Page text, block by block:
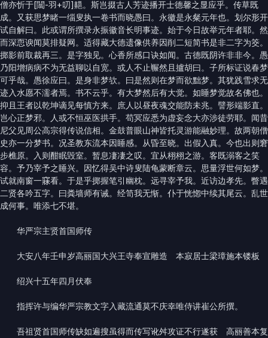
僧亦忻于[闒-羽+叨]齆。斯岂掇古人芳迹播开士德馨之显应乎。传草既
成。又获思梦睹一缁叟执一卷书而晓愚曰。永徽是永粲元年也。划尔形开
试自解曰。此或谓所撰录永振徽音长明事迹。始于今日故举元年者耶。然
而深恧谀闻莫排疑网。适得藏大德遗像供养因削二短简书是非二字为筊。
掷影前取裁再三。是字独见。心香所感口诀如闻。古德既阴许非非今。愚
乃阳增病病不为无益聊以自宽。或人不止冁然且攎胡曰。子所标证说春梦
可乎哉。愚徐应曰。是身非梦欤。曰是然则在梦而欲黜梦。其犹践雪求无
迹入水愿不濡者焉。书不云乎。有大梦然后有大觉。如睡梦觉故名佛也。
抑且王者以乾坤谪见每慎方来。庶人以昼夜魂交能防未兆。譬形端影直。
岂心正梦邪。人或不恒巫医拱手。苟冥应悉为虚妄念大亦涉徒劳耶。闻昔
尼父见周公高宗得传说信相。金鼓普眼山神皆托灵游能融妙理。故两朝僧
史亦一分梦书。况圣教东流本因睡感。从昏至晓。出假入真。今也出则窘
步樵原。入则酣眠毁室。暂息凄凄之叹。宜从栩栩之游。客既溺客之笑
容。予乃宰予之睡兴。因忆得吴中诗叟陆龟蒙断章云。思量浮世何如梦。
试就南窗一𥧌看。于是乎掷握笔引幽枕。远寻宰予我。近访边孝先。瞥遇
二贤各吟五字。曰粪墙师有诫。经笥我无惭。仆于恍惚中续其尾云。乱世
成何事。唯添七不堪。
华严宗主贤首国师传
大安八年壬申岁高丽国大兴王寺奉宣雕造 本寂居士梁璋施本镂板
绍兴十五年四月伏奉
指挥许与编华严宗教文字入藏流通莫不庆幸唯侍讲崔公所撰。
吾祖贤首国师传缺如遍搜虽得而传写讹舛攻证不行遂获 高丽善本复